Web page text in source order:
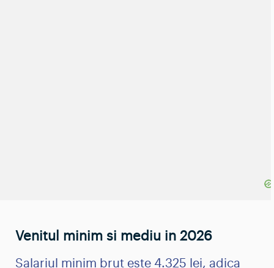
Venitul minim si mediu in 2026
Salariul minim brut este 4.325 lei, adica